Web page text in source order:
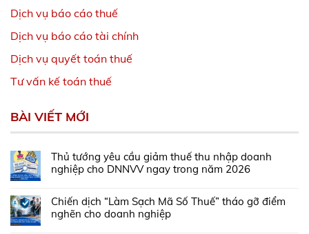
Dịch vụ báo cáo thuế
Dịch vụ báo cáo tài chính
Dịch vụ quyết toán thuế
Tư vấn kế toán thuế
BÀI VIẾT MỚI
Thủ tướng yêu cầu giảm thuế thu nhập doanh
nghiệp cho DNNVV ngay trong năm 2026
Chiến dịch “Làm Sạch Mã Số Thuế” tháo gỡ điểm
nghẽn cho doanh nghiệp